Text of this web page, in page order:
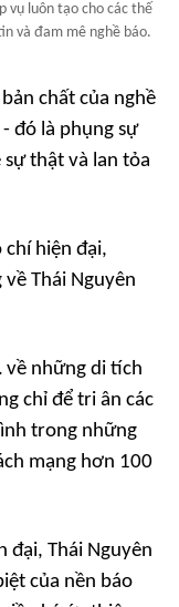
vụ luôn tạo cho các thế
và đam mê nghề báo.
chất của nghề
đó là phụng sự
sự thật và lan tỏa
chí hiện đại,
Thái Nguyên
về những di tích
chỉ để tri ân các
trong những
mạng hơn 100
đại, Thái Nguyên
của nền báo